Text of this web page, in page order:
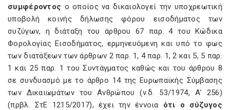
συμφέροντος ο οποίος να δικαιολογεί την υποχρεωτική
υποβολή κοινής δήλωσης φόρου εισοδήματος των
συζύγων, η διάταξη του άρθρου 67 παρ. 4 του Κώδικα
Φορολογίας Εισοδήματος, ερμηνευόμενη και υπό το φως
των διατάξεων των άρθρων 2 παρ. 1, 4 παρ. 1, 2 και 5, 5 παρ.
1 και 25 παρ. 1 του Συντάγματος καθώς και του άρθρου 8
σε συνδυασμό με το άρθρο 14 της Ευρωπαϊκής Σύμβασης
των Δικαιωμάτων του Ανθρώπου (ν.δ. 53/1974, Α’ 256)
(πρβλ. ΣτΕ 1215/2017), έχει την έννοια ότι ο σύζυγος